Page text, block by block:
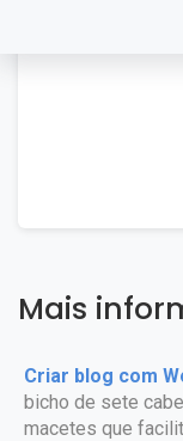
Mais
Criar blog com
bicho de sete
macetes que